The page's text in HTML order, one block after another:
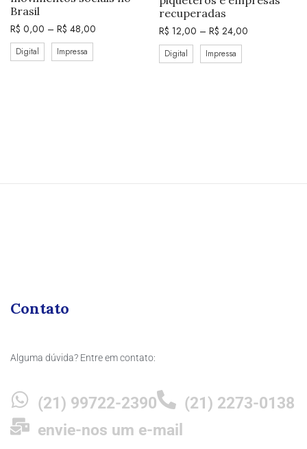
Brasil
R$ 0,00 – R$ 48,00
Digital Impressa
recuperadas
R$ 12,00 – R$ 24,00
Digital Impressa
Contato
Alguma dúvida? Entre em contato:
(21) 99722-2390
(21) 2273-0138
envie-nos um e-mail